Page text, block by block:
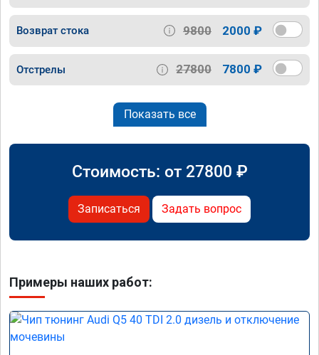
Возврат стока 9800 2000 ₽
Отстрелы 27800 7800 ₽
Показать все
Стоимость: от 27800 ₽
Записаться Задать вопрос
Примеры наших работ: